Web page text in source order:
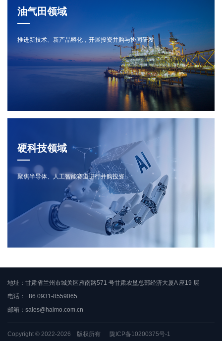
油气田领域
推进新技术、新产品孵化，开展投资并购与协同研发
硬科技领域
聚焦半导体、人工智能赛道进行并购投资
地址：甘肃省兰州市城关区雁南路571 号甘肃农垦总部经济大厦A 座19 层
电话：+86 0931-8559065
邮箱： sales@haimo.com.cn
Copyright © 2022-2026 版权所有 陇ICP备10200375号-1